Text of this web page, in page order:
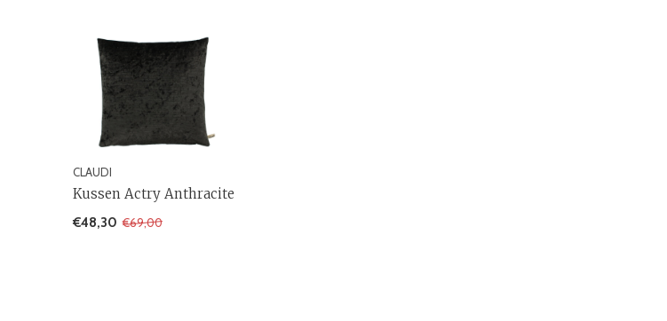
CLAUDI
Kussen Actry Anthracite
€48,30 €69,00